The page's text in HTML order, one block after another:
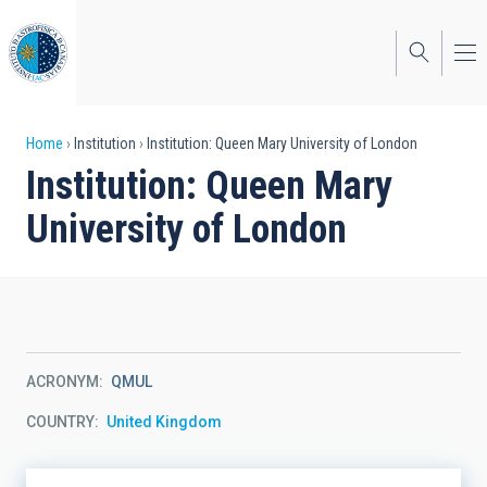
to
main
content
Breadcrumb
Home Institution Institution: Queen Mary University of London
Institution: Queen Mary
University of London
ACRONYM QMUL
COUNTRY United Kingdom